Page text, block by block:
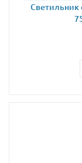
Светильник